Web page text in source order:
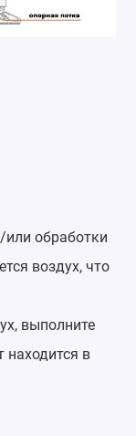
или обработки
воздух, что
выполните
в